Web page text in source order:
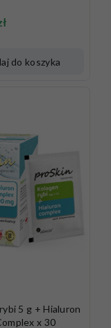
do koszyka
5 g + Hialuron
x 30